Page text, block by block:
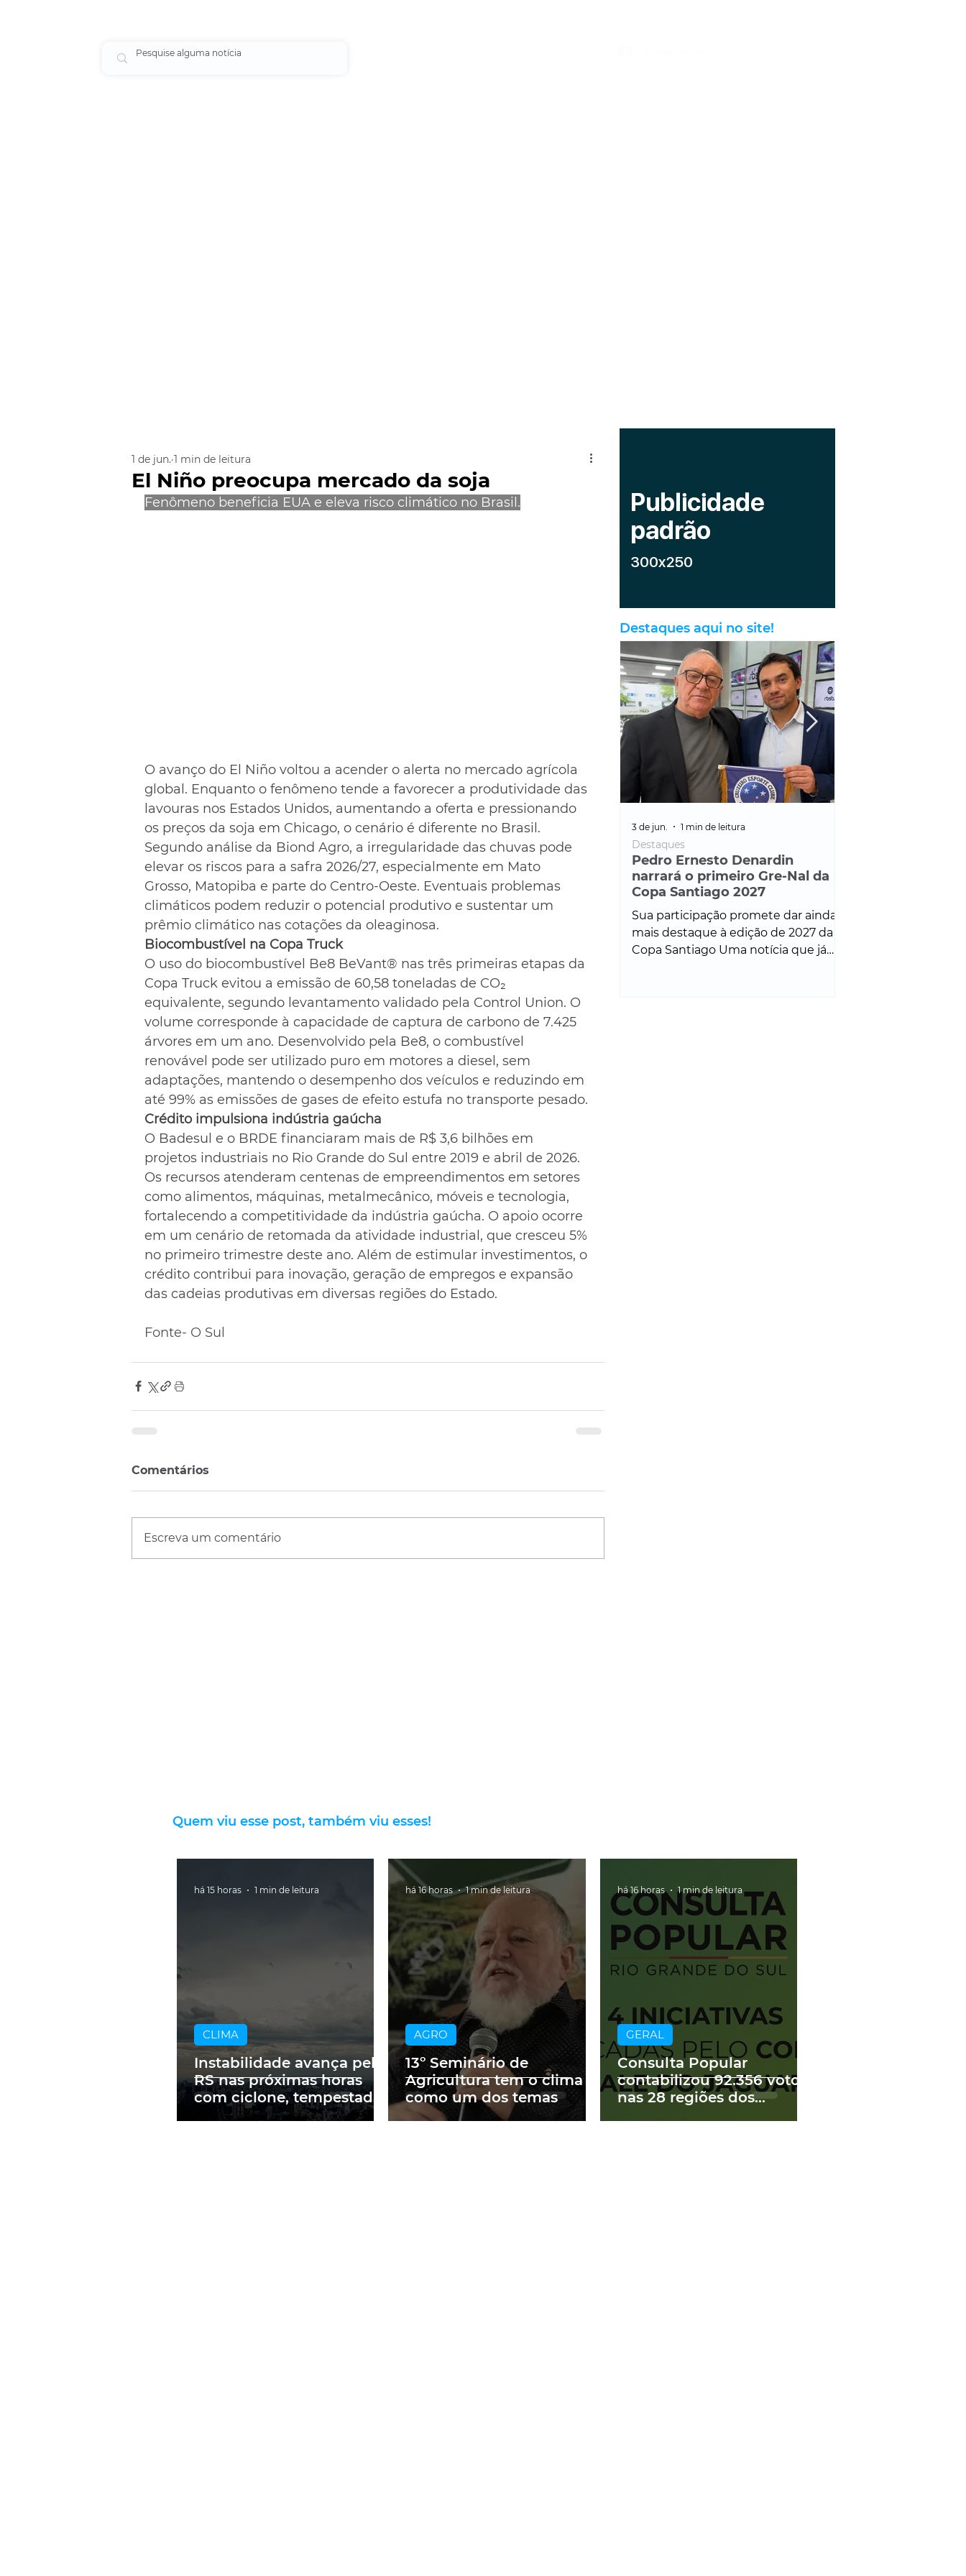
El Niño preocupa mercado da soja
1 de jun. 1 min de leitura
Fenômeno beneficia EUA e eleva risco climático no Brasil.
O avanço do El Niño voltou a acender o alerta no mercado agrícola
global. Enquanto o fenômeno tende a favorecer a produtividade das
lavouras nos Estados Unidos, aumentando a oferta e pressionando
os preços da soja em Chicago, o cenário é diferente no Brasil.
Segundo análise da Biond Agro, a irregularidade das chuvas pode
elevar os riscos para a safra 2026/27, especialmente em Mato
Grosso, Matopiba e parte do Centro-Oeste. Eventuais problemas
climáticos podem reduzir o potencial produtivo e sustentar um
prêmio climático nas cotações da oleaginosa.
Biocombustível na Copa Truck
O uso do biocombustível Be8 BeVant® nas três primeiras etapas da
Copa Truck evitou a emissão de 60,58 toneladas de CO₂
equivalente, segundo levantamento validado pela Control Union. O
volume corresponde à capacidade de captura de carbono de 7.425
árvores em um ano. Desenvolvido pela Be8, o combustível
renovável pode ser utilizado puro em motores a diesel, sem
adaptações, mantendo o desempenho dos veículos e reduzindo em
até 99% as emissões de gases de efeito estufa no transporte pesado.
Crédito impulsiona indústria gaúcha
O Badesul e o BRDE financiaram mais de R$ 3,6 bilhões em
projetos industriais no Rio Grande do Sul entre 2019 e abril de 2026.
Os recursos atenderam centenas de empreendimentos em setores
como alimentos, máquinas, metalmecânico, móveis e tecnologia,
fortalecendo a competitividade da indústria gaúcha. O apoio ocorre
em um cenário de retomada da atividade industrial, que cresceu 5%
no primeiro trimestre deste ano. Além de estimular investimentos, o
crédito contribui para inovação, geração de empregos e expansão
das cadeias produtivas em diversas regiões do Estado.
Fonte- O Sul
Comentários
Escreva um comentário
Destaques aqui no site!
Pedro Ernesto Denardin
narrará o primeiro Gre-Nal da
Copa Santiago 2027
Sua participação promete dar ainda
mais destaque à edição de 2027 da
Copa Santiago Uma notícia que já
Destaques
3 de jun. 1 min de leitura
Quem viu esse post, também viu esses!
Instabilidade avança pelo
RS nas próximas horas
com ciclone, tempestades
e vendavais
CLIMA
há 15 horas 1 min de leitura
13º Seminário de
Agricultura tem o clima
como um dos temas
AGRO
há 16 horas 1 min de leitura
Consulta Popular
contabilizou 92.356 votos
nas 28 regiões dos
GERAL
há 16 horas 1 min de leitura